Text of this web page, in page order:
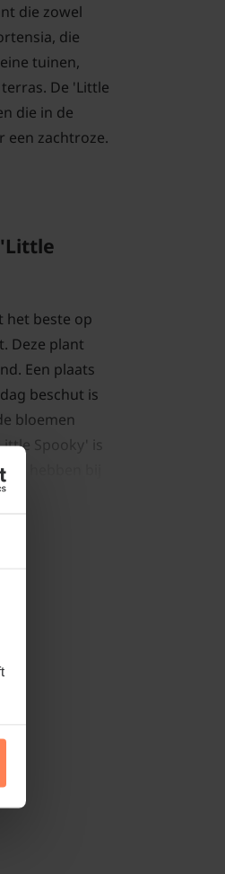
die zowel
die
tuinen,
De 'Little
die in de
een zachtroze.
het beste op
Deze plant
Een plaats
beschut is
bloemen
Spooky' is
hebben bij
'Little
hoeft
stimuleert
ronde